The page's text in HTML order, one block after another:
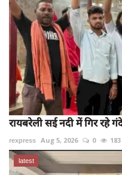
रायबरेली सई नदी में गिर रहे
rexpress Aug 5, 2026 0 183
latest